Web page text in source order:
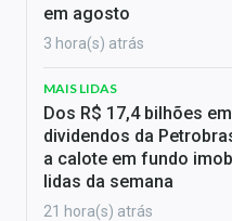
em agosto
3 hora(s) atrás
MAIS LIDAS
Dos R$ 17,4 bilhões em
dividendos da
a calote em fundo
lidas da semana
21 hora(s) atrás